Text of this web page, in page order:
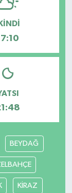
İKINDI
BEYDAĞ
KİRAZ